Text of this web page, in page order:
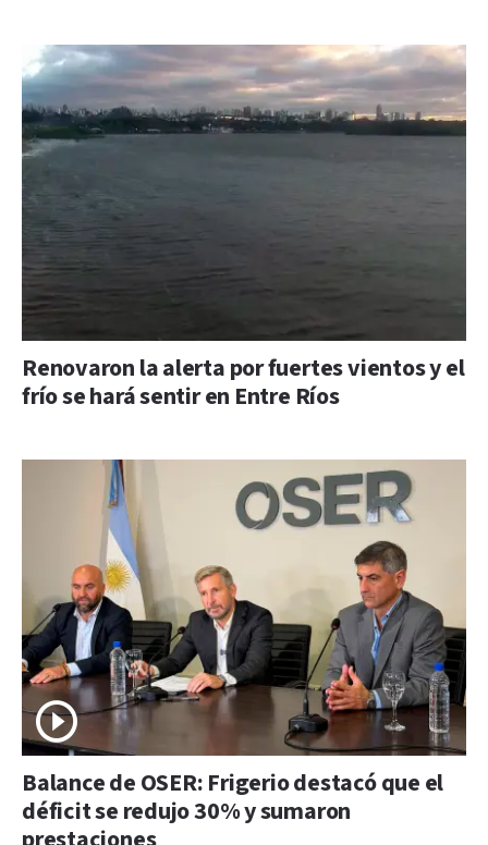
Renovaron la alerta por fuertes vientos y el
frío se hará sentir en Entre Ríos
Balance de OSER: Frigerio destacó que el
déficit se redujo 30% y sumaron